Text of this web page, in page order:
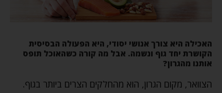
האכילה היא צורך אנושי יסודי, היא הפעולה הבסיסית
הקושרת יחד גוף ונשמה. אבל מה קורה כשהאוכל תופס
אותנו מהגרון?
הצוואר, מקום הגרון, הוא מהחלקים הצרים ביותר בגוף.